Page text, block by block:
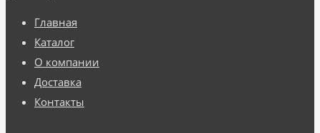
Главная
Каталог
О компании
Доставка
Контакты